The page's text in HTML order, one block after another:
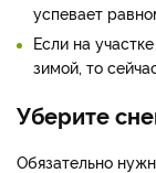
успевает
Если на
зимой, то
Уберите
Обязательно